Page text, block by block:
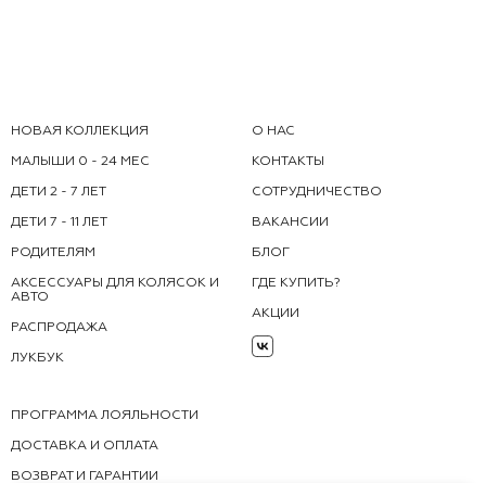
НОВАЯ КОЛЛЕКЦИЯ
МАЛЫШИ 0 - 24 МЕС
ДЕТИ 2 - 7 ЛЕТ
ДЕТИ 7 - 11 ЛЕТ
РОДИТЕЛЯМ
АКСЕССУАРЫ ДЛЯ КОЛЯСОК И
АВТО
РАСПРОДАЖА
ЛУКБУК
О НАС
КОНТАКТЫ
СОТРУДНИЧЕСТВО
ВАКАНСИИ
БЛОГ
ГДЕ КУПИТЬ?
АКЦИИ
ПРОГРАММА ЛОЯЛЬНОСТИ
ДОСТАВКА И ОПЛАТА
ВОЗВРАТ И ГАРАНТИИ